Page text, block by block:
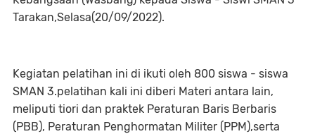
Tarakan,Selasa(20/09/2022).
Kegiatan pelatihan ini di ikuti oleh 800 siswa - siswa
SMAN 3.pelatihan kali ini diberi Materi antara lain,
meliputi tiori dan praktek Peraturan Baris Berbaris
(PBB), Peraturan Penghormatan Militer (PPM),serta